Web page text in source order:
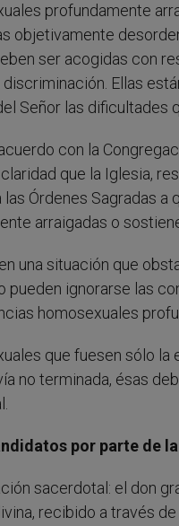
profundamente
objetivamente
ser acogidas con
Ellas
Señor las dificultades
con la
que la Iglesia,
Órdenes Sagradas
arraigadas o
una situación que
pueden ignorarse las
homosexuales
que fuesen sólo
no terminada, ésas
por parte de
sacerdotal: el don
recibido a través